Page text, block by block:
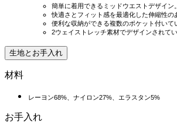
簡単に着用できるミッドウエストデザイン。
快適さとフィット感を最適化した伸縮性の
便利な収納ができる複数のポケット付いて
2ウェイストレッチ素材でデザインされてい
生地とお手入れ
材料
レーヨン68%、ナイロン27%、エラスタン5%
お手入れ